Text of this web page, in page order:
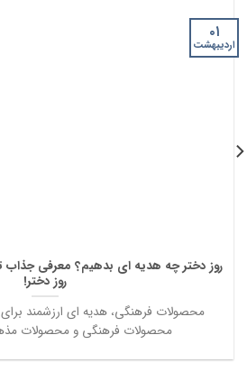
روز دختر چه هدیه ای بدهیم؟ معرفی جذاب
روز دختر!
محصولات فرهنگی، هدیه ای ارزشمند
محصولات فرهنگی و محصولات
۰۱
اردیبهشت